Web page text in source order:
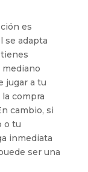
es
se adapta
jugar a tu
compra
cambio, si
o tu
inmediata
ser una